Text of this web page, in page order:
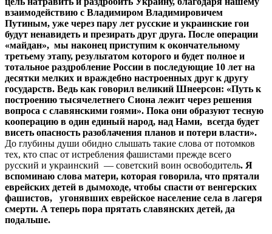
взаимодействию с Владимиром Владимировичем
Путиным, уже через пару лет русские и украинские гои
будут ненавидеть и презирать друг друга. После операции
«майдан», мы наконец приступим к окончательному
третьему этапу, результатом которого и будет полное и
тотальное раздробление России в последующие 10 лет на
десятки мелких и враждебно настроенных друг к другу
государств. Ведь как говорил великий Шнеерсон: «Путь к
построению тысячелетнего Сиона лежит через решения
вопроса с славянскими гоями». Пока они образуют тесную
кооперацию в один единый народ, над Нами, всегда будет
висеть опасность разоблачения планов и потери власти».
До глубины души обидно слышать такие слова от потомков
тех, кто спас от истребления фашистами прежде всего
русский и украинский — советский воин освободитель. Я
вспоминаю слова матери, которая говорила, что прятали
еврейских детей в дымоходе, чтобы спасти от венгерских
фашистов, угонявших еврейское население села в лагеря
смерти. А теперь пора прятать славянских детей, да
подальше.